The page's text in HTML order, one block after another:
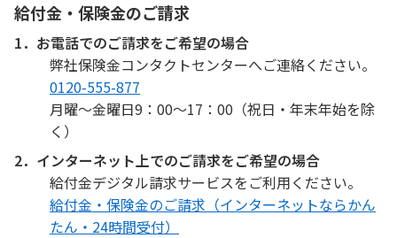
給付金・保険金のご請求
1．お電話でのご請求をご希望の場合
弊社保険金コンタクトセンターへご連絡ください。
0120-555-877
月曜〜金曜日9：00〜17：00（祝日・年末年始を除
く）
2．インターネット上でのご請求をご希望の場合
給付金デジタル請求サービスをご利用ください。
給付金・保険金のご請求（インターネットならかん
たん・24時間受付）